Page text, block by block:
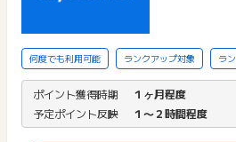
何度でも利用可能 ランクアップ対象 ラ
ポイント獲得時期
１ヶ月程度
予定ポイント反映
１〜２時間程度